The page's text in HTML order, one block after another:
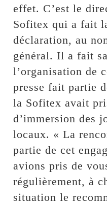
effet. C’est le
Sofitex qui a fait
déclaration, au
général. Il a fait
l’organisation de
presse fait partie
la Sofitex avait
d’immersion des
locaux. « La
partie de cet
avions pris de
régulièrement, à
situation le